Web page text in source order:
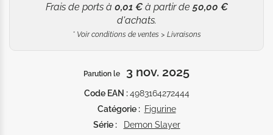
Frais de ports à 0,01 €à partir de50,00 €
d'achats.
* Voir conditions de ventes > Livraisons
Parution le 3 nov. 2025
Code EAN :4983164272444
Catégorie : Figurine
Série :
Demon Slayer